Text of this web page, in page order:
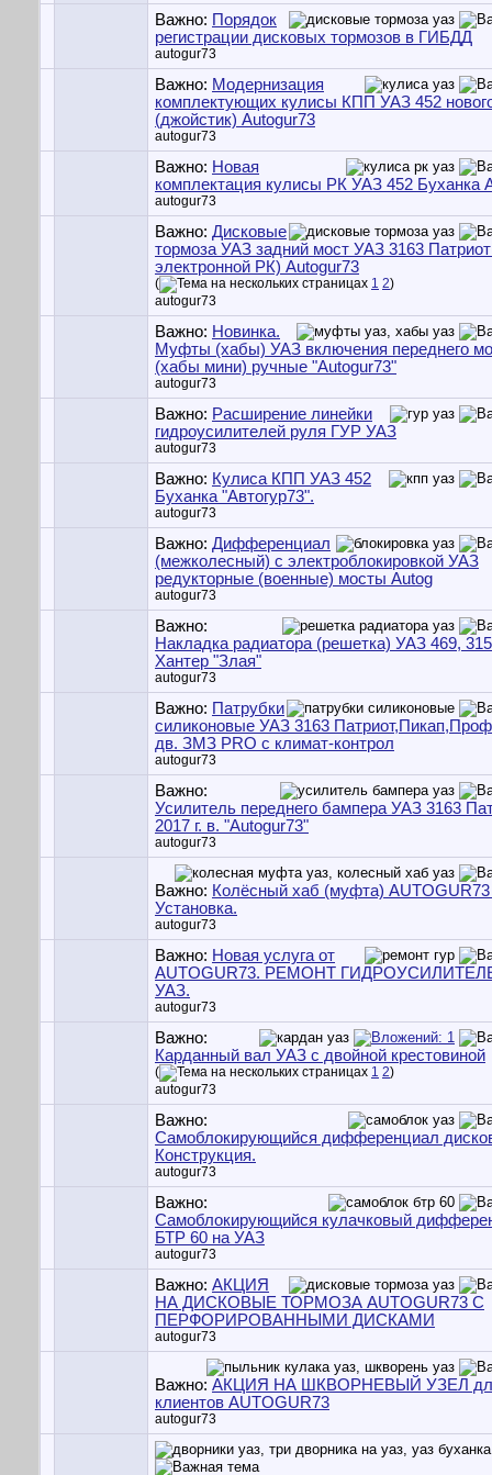
Важно: Порядок
регистрации дисковых тормозов в ГИБДД
autogur73
Важно: Модернизация
комплектующих кулисы КПП УАЗ 452
(джойстик) Autogur73
autogur73
Важно: Новая
комплектация кулисы РК УАЗ 452 Буханка
autogur73
Важно: Дисковые
тормоза УАЗ задний мост УАЗ 3163
электронной РК) Autogur73
( 1 2)
autogur73
Важно: Новинка.
Муфты (хабы) УАЗ включения переднего
(хабы мини) ручные "Autogur73"
autogur73
Важно: Расширение линейки
гидроусилителей руля ГУР УАЗ
autogur73
Важно: Кулиса КПП УАЗ 452
Буханка "Автогур73".
autogur73
Важно: Дифференциал
(межколесный) с электроблокировкой УАЗ
редукторные (военные) мосты Autog
autogur73
Важно:
Накладка радиатора (решетка) УАЗ 469,
Хантер "Злая"
autogur73
Важно: Патрубки
силиконовые УАЗ 3163
дв. ЗМЗ PRO с климат-контрол
autogur73
Важно:
Усилитель переднего бампера УАЗ 3163
2017 г. в. "Autogur73"
autogur73
Важно: Колёсный хаб (муфта)
Установка.
autogur73
Важно: Новая услуга от
AUTOGUR73. РЕМОНТ
УАЗ.
autogur73
Важно:
Карданный вал УАЗ с двойной крестовиной
( 1 2)
autogur73
Важно:
Самоблокирующийся дифференциал
Конструкция.
autogur73
Важно:
Самоблокирующийся кулачковый
БТР 60 на УАЗ
autogur73
Важно: АКЦИЯ
НА ДИСКОВЫЕ ТОРМОЗА AUTOGUR73 С
ПЕРФОРИРОВАННЫМИ ДИСКАМИ
autogur73
Важно: АКЦИЯ НА ШКВОРНЕВЫЙ УЗЕЛ
клиентов AUTOGUR73
autogur73